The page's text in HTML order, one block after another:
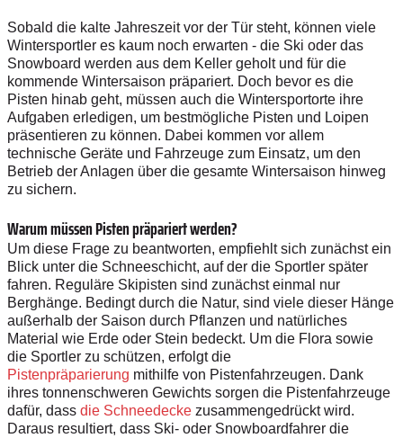
Sobald die kalte Jahreszeit vor der Tür steht, können viele
Wintersportler es kaum noch erwarten - die Ski oder das
Snowboard werden aus dem Keller geholt und für die
kommende Wintersaison präpariert. Doch bevor es die
Pisten hinab geht, müssen auch die Wintersportorte ihre
Aufgaben erledigen, um bestmögliche Pisten und Loipen
präsentieren zu können. Dabei kommen vor allem
technische Geräte und Fahrzeuge zum Einsatz, um den
Betrieb der Anlagen über die gesamte Wintersaison hinweg
zu sichern.
Warum müssen Pisten präpariert werden?
Um diese Frage zu beantworten, empfiehlt sich zunächst ein
Blick unter die Schneeschicht, auf der die Sportler später
fahren. Reguläre Skipisten sind zunächst einmal nur
Berghänge. Bedingt durch die Natur, sind viele dieser Hänge
außerhalb der Saison durch Pflanzen und natürliches
Material wie Erde oder Stein bedeckt. Um die Flora sowie
die Sportler zu schützen, erfolgt die
Pistenpräparierung mithilfe von Pistenfahrzeugen. Dank
ihres tonnenschweren Gewichts sorgen die Pistenfahrzeuge
dafür, dass die Schneedecke zusammengedrückt wird.
Daraus resultiert, dass Ski- oder Snowboardfahrer die